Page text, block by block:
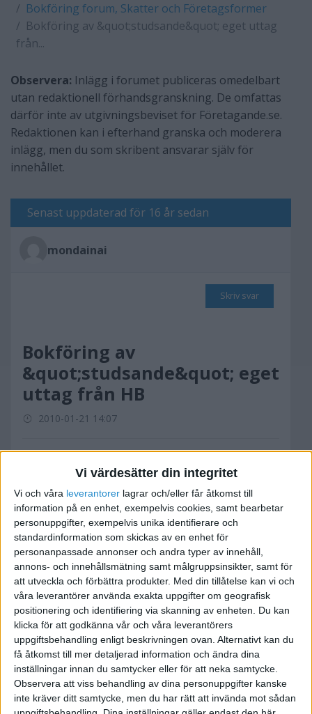
Vi värdesätter din integritet
Vi och våra leverantorer lagrar och/eller får åtkomst till
information på en enhet, exempelvis cookies, samt bearbetar
personuppgifter, exempelvis unika identifierare och
standardinformation som skickas av en enhet för
personanpassade annonser och andra typer av innehåll,
annons- och innehållsmätning samt målgruppsinsikter, samt för
att utveckla och förbättra produkter. Med din tillåtelse kan vi och
våra leverantörer använda exakta uppgifter om geografisk
positionering och identifiering via skanning av enheten. Du kan
klicka för att godkänna vår och våra leverantörers
uppgiftsbehandling enligt beskrivningen ovan. Alternativt kan du
få åtkomst till mer detaljerad information och ändra dina
inställningar innan du samtycker eller för att neka samtycke.
Observera att viss behandling av dina personuppgifter kanske
inte kräver ditt samtycke, men du har rätt att invända mot sådan
Bokföring forum, Skatter och Företagsformer
Bokföring av &quot;studsande&quot; eget uttag
från...
Observera: Inlägg i forumet publiceras omedelbart
utan redaktionell förhandsgranskning. De omfattas
därför inte av utgivningsbeviset för Företagande.se.
Redaktionen kan i efterhand granska och moderera
inlägg, men du som skribent ansvarar själv för
innehållet.
Senast uppdaterad för 16 år sedan
mondainai
Skriv svar
Bokföring av
&quot;studsande&quot; eget
uttag från HB
2010-01-21 14:07
och pga något banktrassel så studsade de
tillbaka, och jag betalade därför ut dom igen.
Det ser alltså ut så här på kontoutdraget:
-14000
14000
-14000
I vanliga fall kanske man skulle ignorerat de två
översta posterna, men nu har jag SpeedLedger
som läser av mitt kontoutdrag och pockar på
kontering av alla poster.